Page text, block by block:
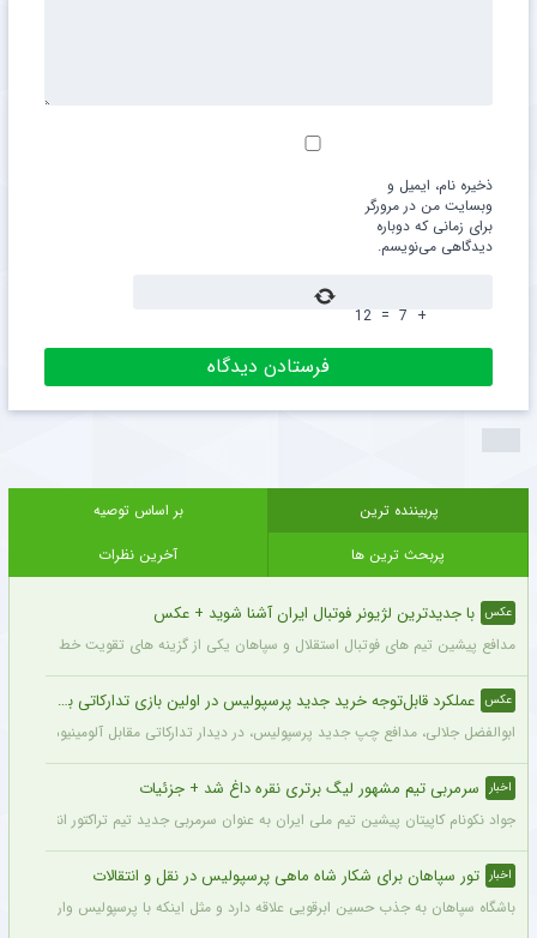
ذخیره نام، ایمیل و
وبسایت من در مرورگر
برای زمانی که دوباره
دیدگاهی می‌نویسم.
+
7
=
12
پربیننده ترین
بر اساس توصیه
پربحث ترین ها
آخرین نظرات
عکس با جدیدترین لژیونر فوتبال ایران آشنا شوید + عکس
مدافع پیشین تیم های فوتبال استقلال و سپاهان یکی از گزینه های تقویت خط دفاعی
عکس عملکرد قابل‌توجه خرید جدید پرسپولیس در اولین بازی تدارکاتی برای این تیم + عکس
ابوالفضل جلالی، مدافع چپ جدید پرسپولیس، در دیدار تدارکاتی مقابل آلومینیوم
اخبار سرمربی تیم مشهور لیگ برتری نقره داغ شد + جزئیات
جواد نکونام کاپیتان پیشین تیم ملی ایران به عنوان سرمربی جدید تیم تراکتور انتخاب شد.
اخبار تور سپاهان برای شکار شاه ماهی پرسپولیس در نقل و انتقالات
باشگاه سپاهان به جذب حسین ابرقویی علاقه دارد و مثل اینکه با پرسپولیس وارد